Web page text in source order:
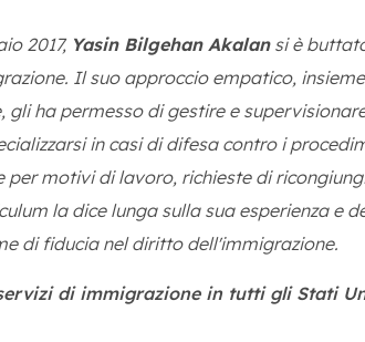
2017, Yasin Bilgehan Akalansi è
Il suo approccio empatico,
ha permesso di gestire e
in casi di difesa contro i
per motivi di lavoro, richieste di
la dice lunga sulla sua esperienza e
di fiducia nel diritto dell'immigrazione.
di immigrazione in tutti gli Stati